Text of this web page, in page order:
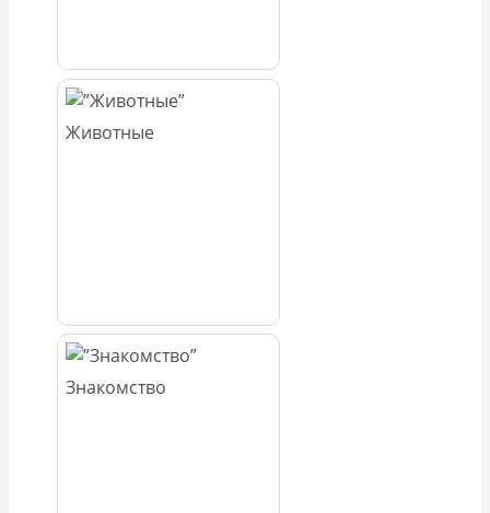
Животные
Знакомство